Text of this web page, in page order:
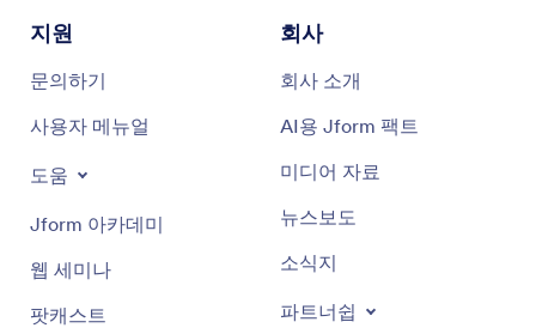
지원
문의하기
사용자 메뉴얼
도움
Jform 아카데미
웹 세미나
팟캐스트
회사
회사 소개
AI용 Jform 팩트
미디어 자료
뉴스보도
소식지
파트너쉽